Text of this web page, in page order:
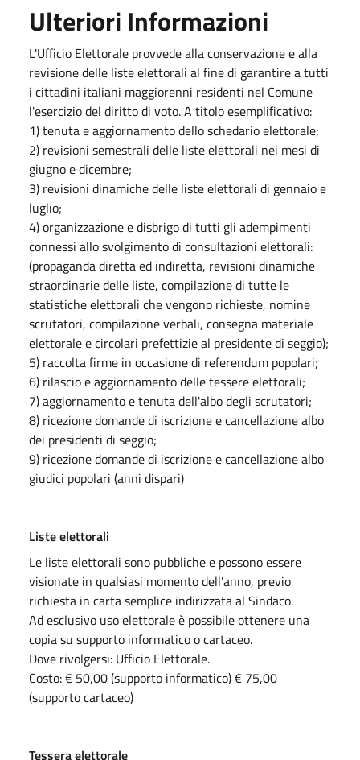
Ulteriori Informazioni
L'Ufficio Elettorale provvede alla conservazione e alla
revisione delle liste elettorali al fine di garantire a tutti
i cittadini italiani maggiorenni residenti nel Comune
l'esercizio del diritto di voto. A titolo esemplificativo:
1) tenuta e aggiornamento dello schedario elettorale;
2) revisioni semestrali delle liste elettorali nei mesi di
giugno e dicembre;
3) revisioni dinamiche delle liste elettorali di gennaio e
luglio;
4) organizzazione e disbrigo di tutti gli adempimenti
connessi allo svolgimento di consultazioni elettorali:
(propaganda diretta ed indiretta, revisioni dinamiche
straordinarie delle liste, compilazione di tutte le
statistiche elettorali che vengono richieste, nomine
scrutatori, compilazione verbali, consegna materiale
elettorale e circolari prefettizie al presidente di seggio);
5) raccolta firme in occasione di referendum popolari;
6) rilascio e aggiornamento delle tessere elettorali;
7) aggiornamento e tenuta dell'albo degli scrutatori;
8) ricezione domande di iscrizione e cancellazione albo
dei presidenti di seggio;
9) ricezione domande di iscrizione e cancellazione albo
giudici popolari (anni dispari)
Liste elettorali
Le liste elettorali sono pubbliche e possono essere
visionate in qualsiasi momento dell'anno, previo
richiesta in carta semplice indirizzata al Sindaco.
Ad esclusivo uso elettorale è possibile ottenere una
copia su supporto informatico o cartaceo.
Dove rivolgersi: Ufficio Elettorale.
Costo: € 50,00 (supporto informatico) € 75,00
(supporto cartaceo)
Tessera elettorale